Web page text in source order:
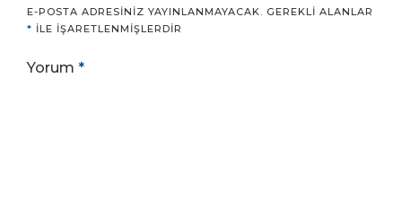
E-POSTA ADRESINIZ YAYINLANMAYACAK. GEREKLI ALANLAR
* ILE IŞARETLENMIŞLERDIR
Yorum *